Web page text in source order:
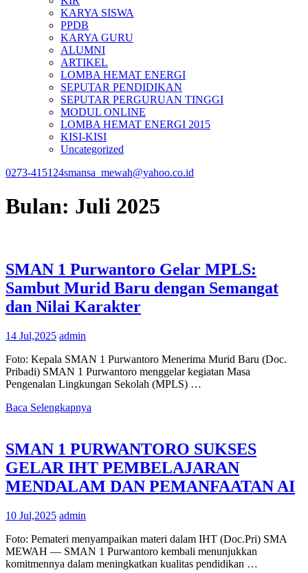
KARYA SISWA
PPDB
KARYA GURU
ALUMNI
ARTIKEL
LOMBA HEMAT ENERGI
SEPUTAR PENDIDIKAN
SEPUTAR PERGURUAN TINGGI
MODUL ONLINE
LOMBA HEMAT ENERGI 2015
KISI-KISI
Uncategorized
0273-415124smansa_mewah@yahoo.co.id
Bulan: Juli 2025
SMAN 1 Purwantoro Gelar MPLS:
Sambut Murid Baru dengan Semangat
dan Nilai Karakter
14 Jul,2025 admin
Foto: Kepala SMAN 1 Purwantoro Menerima Murid Baru (Doc.
Pribadi) SMAN 1 Purwantoro menggelar kegiatan Masa
Pengenalan Lingkungan Sekolah (MPLS) …
Baca Selengkapnya
SMAN 1 PURWANTORO SUKSES
GELAR IHT PEMBELAJARAN
MENDALAM DAN PEMANFAATAN AI
10 Jul,2025 admin
Foto: Pemateri menyampaikan materi dalam IHT (Doc.Pri) SMA
MEWAH — SMAN 1 Purwantoro kembali menunjukkan
komitmennya dalam meningkatkan kualitas pendidikan …